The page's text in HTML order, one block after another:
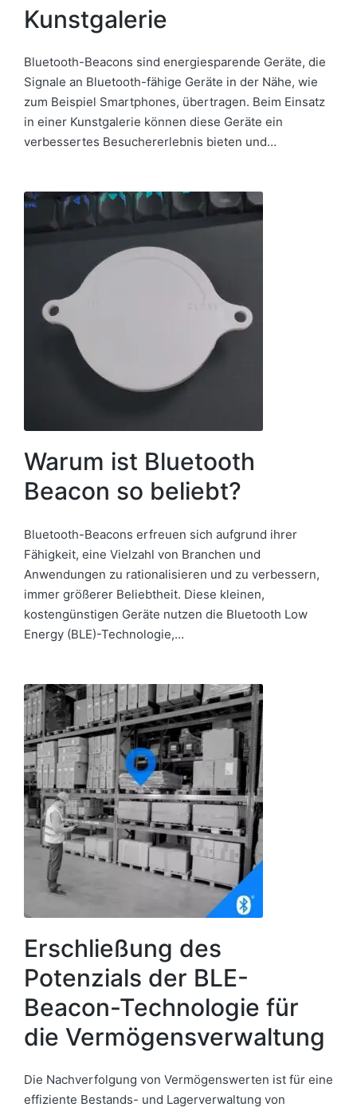
Kunstgalerie
Bluetooth-Beacons sind energiesparende Geräte, die
Signale an Bluetooth-fähige Geräte in der Nähe, wie
zum Beispiel Smartphones, übertragen. Beim Einsatz
in einer Kunstgalerie können diese Geräte ein
verbessertes Besuchererlebnis bieten und…
Warum ist Bluetooth
Beacon so beliebt?
Bluetooth-Beacons erfreuen sich aufgrund ihrer
Fähigkeit, eine Vielzahl von Branchen und
Anwendungen zu rationalisieren und zu verbessern,
immer größerer Beliebtheit. Diese kleinen,
kostengünstigen Geräte nutzen die Bluetooth Low
Energy (BLE)-Technologie,…
Erschließung des
Potenzials der BLE-
Beacon-Technologie für
die Vermögensverwaltung
Die Nachverfolgung von Vermögenswerten ist für eine
effiziente Bestands- und Lagerverwaltung von